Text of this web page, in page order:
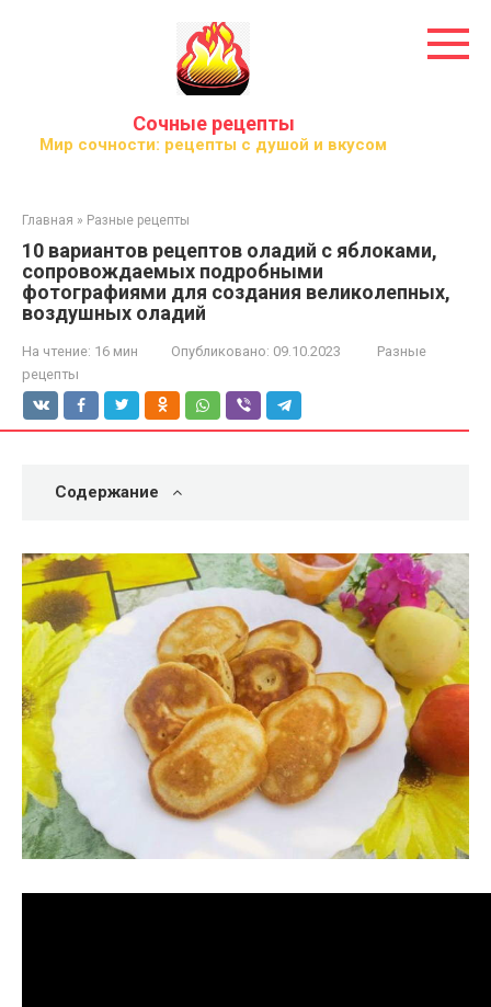
Сочные рецепты
Мир сочности: рецепты с душой и вкусом
Главная » Разные рецепты
10 вариантов рецептов оладий с яблоками,
сопровождаемых подробными
фотографиями для создания великолепных,
воздушных оладий
На чтение: 16 мин Опубликовано: 09.10.2023
Разные
рецепты
Содержание